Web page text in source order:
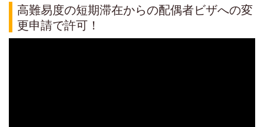
高難易度の短期滞在からの配偶者ビザへの変
更申請で許可！